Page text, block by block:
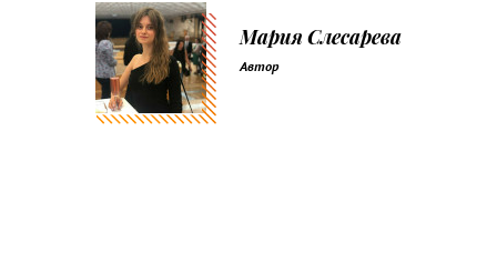
Мария Слесарева
Автор